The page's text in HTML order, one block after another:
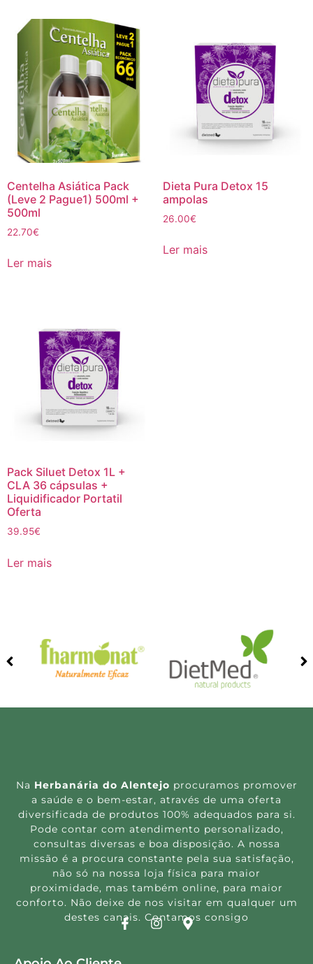
Centelha Asiática Pack
(Leve 2 Pague1) 500ml +
500ml
22.70€
Ler mais
Dieta Pura Detox 15
ampolas
26.00€
Ler mais
Pack Siluet Detox 1L +
CLA 36 cápsulas +
Liquidificador Portatil
Oferta
39.95€
Ler mais
Na Herbanária do Alentejo procuramos promover
a saúde e o bem-estar, através de uma oferta
diversificada de produtos 100% adequados para si.
Pode contar com atendimento personalizado,
consultas diversas e boa disposição. A nossa
missão é a procura constante pela sua satisfação,
não só na nossa loja física para maior
proximidade, mas também online, para maior
conforto. Não deixe de nos visitar em qualquer um
destes canais. Contamos consigo